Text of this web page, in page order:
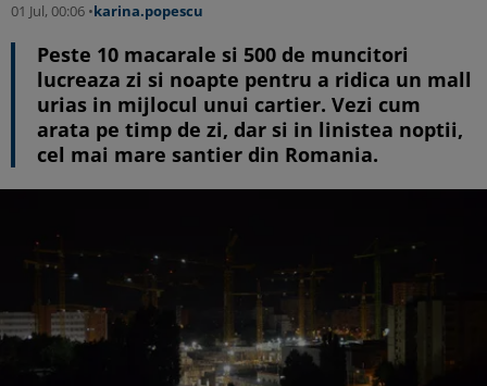
01 Jul, 00:06 •karina.popescu
Peste 10 macarale si 500 de muncitori
lucreaza zi si noapte pentru a ridica un mall
urias in mijlocul unui cartier. Vezi cum
arata pe timp de zi, dar si in linistea noptii,
cel mai mare santier din Romania.